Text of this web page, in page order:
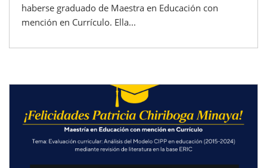
haberse graduado de Maestra en Educación con
mención en Currículo. Ella...